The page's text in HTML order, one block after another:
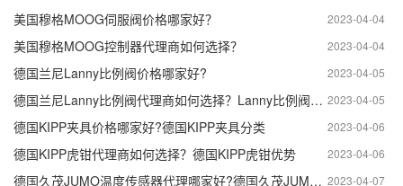
2023-04-04
美国穆格MOOG伺服阀价格哪家好？
2023-04-04
美国穆格MOOG控制器代理商如何选择？
2023-04-05
德国兰尼Lanny比例阀价格哪家好?
2023-04-05
德国兰尼Lanny比例阀代理商如何选择？Lanny比例阀使用说明
2023-04-06
德国KIPP夹具价格哪家好?德国KIPP夹具分类
2023-04-06
德国KIPP虎钳代理商如何选择？德国KIPP虎钳优势
2023-04-07
德国久茂JUMO温度传感器代理哪家好?德国久茂JUMO温度传感器介绍